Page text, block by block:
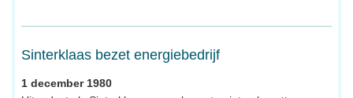
Sinterklaas bezet energiebedrijf
1 december 1980